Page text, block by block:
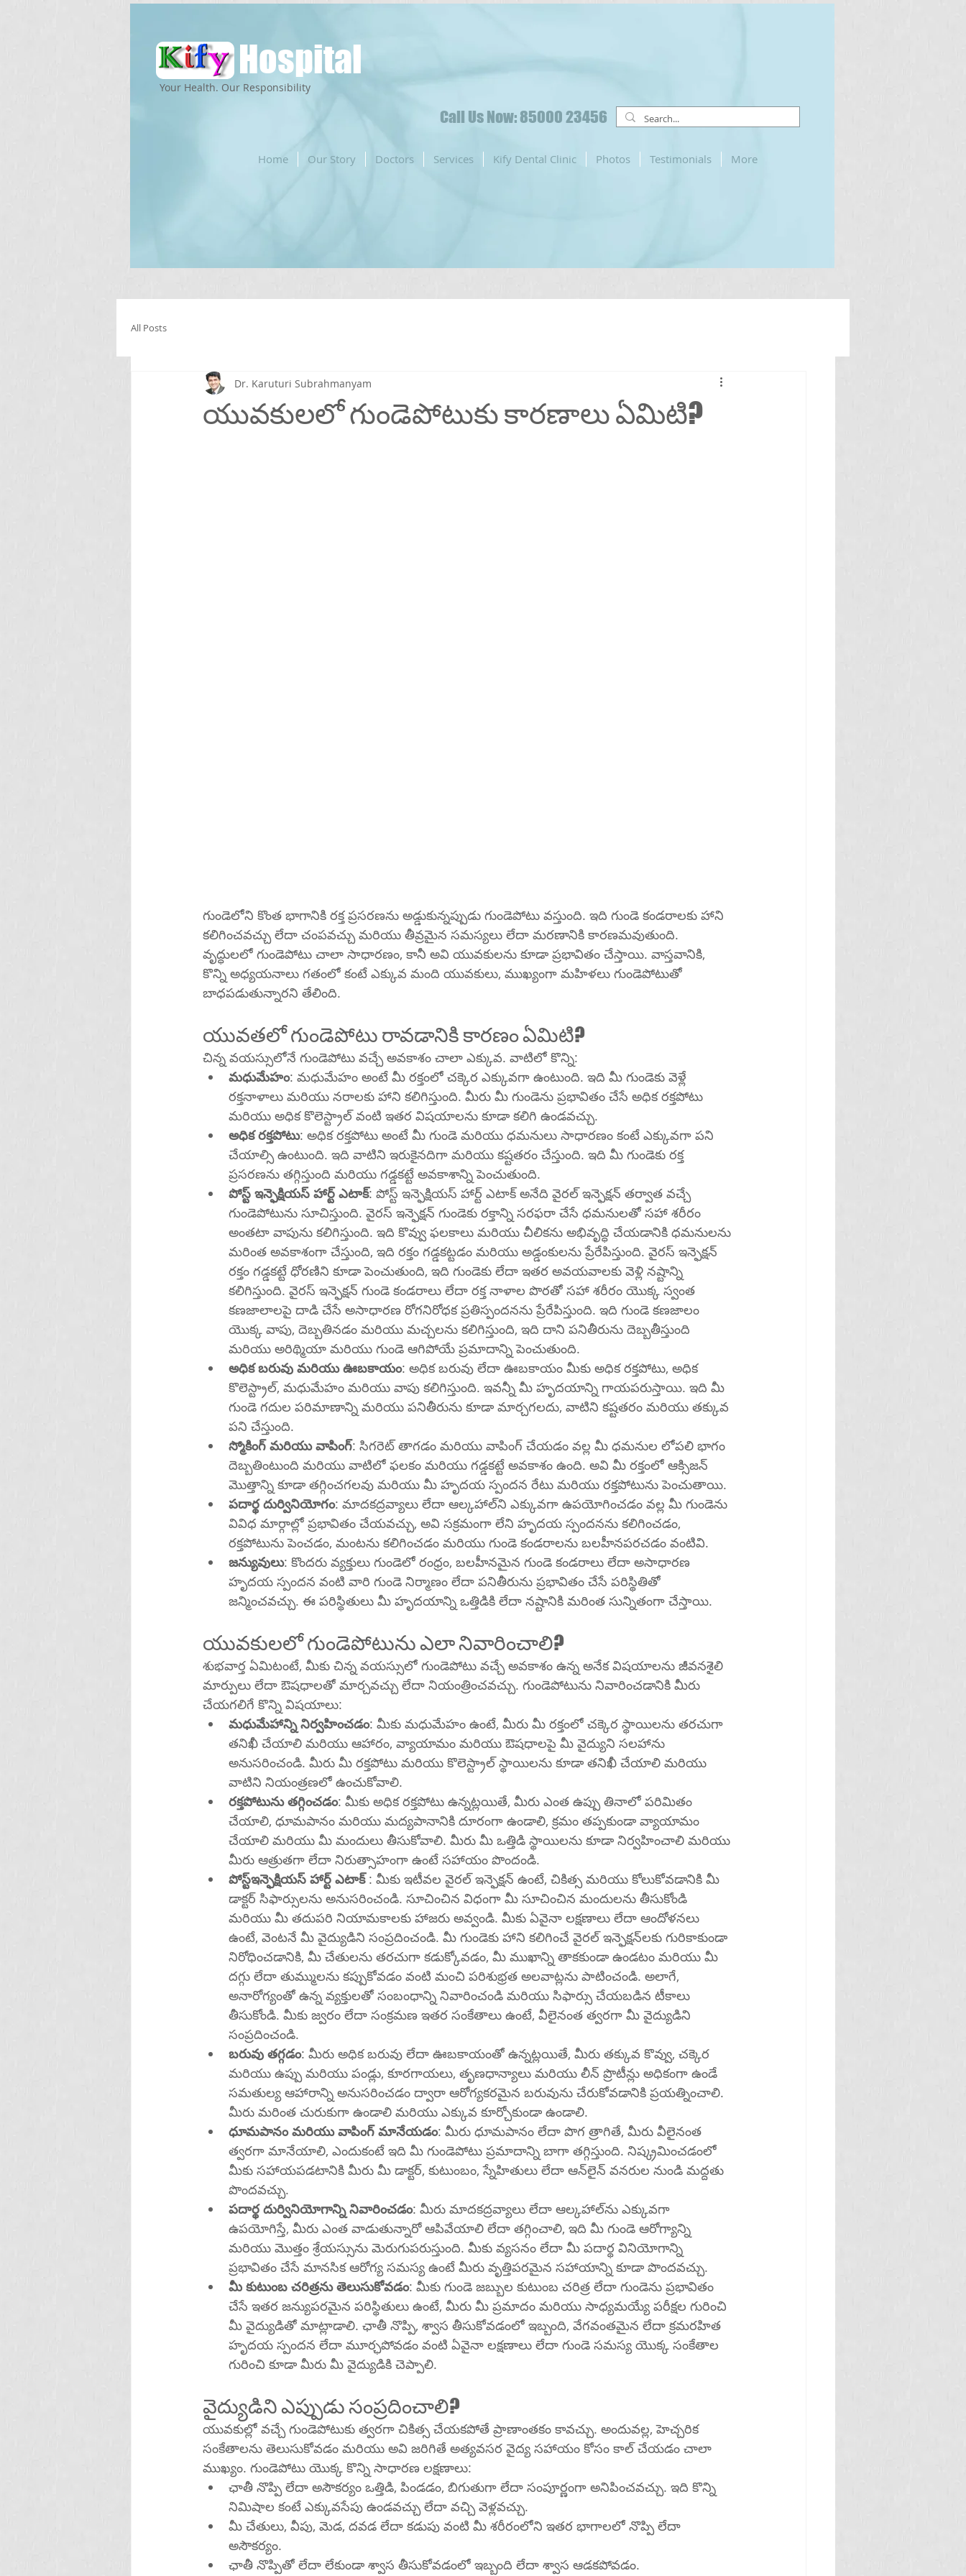
Hospital
Call Us Now: 85000 23456
Home Our Story Doctors Services Kify Dental Clinic Photos Testimonials More
Your Health. Our Responsibility
All Posts
యువకులలో గుండెపోటుకు కారణాలు ఏమిటి?
Dr. Karuturi Subrahmanyam
గుండెలోని కొంత భాగానికి రక్త ప్రసరణను అడ్డుకున్నప్పుడు గుండెపోటు వస్తుంది. ఇది గుండె కండరాలకు హాని
కలిగించవచ్చు లేదా చంపవచ్చు మరియు తీవ్రమైన సమస్యలు లేదా మరణానికి కారణమవుతుంది.
వృద్ధులలో గుండెపోటు చాలా సాధారణం, కానీ అవి యువకులను కూడా ప్రభావితం చేస్తాయి. వాస్తవానికి,
కొన్ని అధ్యయనాలు గతంలో కంటే ఎక్కువ మంది యువకులు, ముఖ్యంగా మహిళలు గుండెపోటుతో
బాధపడుతున్నారని తేలింది.
యువతలో గుండెపోటు రావడానికి కారణం ఏమిటి?
చిన్న వయస్సులోనే గుండెపోటు వచ్చే అవకాశం చాలా ఎక్కువ. వాటిలో కొన్ని:
మధుమేహం: మధుమేహం అంటే మీ రక్తంలో చక్కెర ఎక్కువగా ఉంటుంది. ఇది మీ గుండెకు వెళ్లే
రక్తనాళాలు మరియు నరాలకు హాని కలిగిస్తుంది. మీరు మీ గుండెను ప్రభావితం చేసే అధిక రక్తపోటు
మరియు అధిక కొలెస్ట్రాల్ వంటి ఇతర విషయాలను కూడా కలిగి ఉండవచ్చు.
అధిక రక్తపోటు: అధిక రక్తపోటు అంటే మీ గుండె మరియు ధమనులు సాధారణం కంటే ఎక్కువగా పని
చేయాల్సి ఉంటుంది. ఇది వాటిని ఇరుకైనదిగా మరియు కష్టతరం చేస్తుంది. ఇది మీ గుండెకు రక్త
ప్రసరణను తగ్గిస్తుంది మరియు గడ్డకట్టే అవకాశాన్ని పెంచుతుంది.
పోస్ట్ ఇన్ఫెక్షియస్ హార్ట్ ఎటాక్: పోస్ట్ ఇన్ఫెక్షియస్ హార్ట్ ఎటాక్ అనేది వైరల్ ఇన్ఫెక్షన్ తర్వాత వచ్చే
గుండెపోటును సూచిస్తుంది. వైరస్ ఇన్ఫెక్షన్ గుండెకు రక్తాన్ని సరఫరా చేసే ధమనులతో సహా శరీరం
అంతటా వాపును కలిగిస్తుంది. ఇది కొవ్వు ఫలకాలు మరియు చీలికను అభివృద్ధి చేయడానికి ధమనులను
మరింత అవకాశంగా చేస్తుంది, ఇది రక్తం గడ్డకట్టడం మరియు అడ్డంకులను ప్రేరేపిస్తుంది. వైరస్ ఇన్ఫెక్షన్
రక్తం గడ్డకట్టే ధోరణిని కూడా పెంచుతుంది, ఇది గుండెకు లేదా ఇతర అవయవాలకు వెళ్లి నష్టాన్ని
కలిగిస్తుంది. వైరస్ ఇన్ఫెక్షన్ గుండె కండరాలు లేదా రక్త నాళాల పొరతో సహా శరీరం యొక్క స్వంత
కణజాలాలపై దాడి చేసే అసాధారణ రోగనిరోధక ప్రతిస్పందనను ప్రేరేపిస్తుంది. ఇది గుండె కణజాలం
యొక్క వాపు, దెబ్బతినడం మరియు మచ్చలను కలిగిస్తుంది, ఇది దాని పనితీరును దెబ్బతీస్తుంది
మరియు అరిథ్మియా మరియు గుండె ఆగిపోయే ప్రమాదాన్ని పెంచుతుంది.
అధిక బరువు మరియు ఊబకాయం: అధిక బరువు లేదా ఊబకాయం మీకు అధిక రక్తపోటు, అధిక
కొలెస్ట్రాల్, మధుమేహం మరియు వాపు కలిగిస్తుంది. ఇవన్నీ మీ హృదయాన్ని గాయపరుస్తాయి. ఇది మీ
గుండె గదుల పరిమాణాన్ని మరియు పనితీరును కూడా మార్చగలదు, వాటిని కష్టతరం మరియు తక్కువ
పని చేస్తుంది.
స్మోకింగ్ మరియు వాపింగ్: సిగరెట్ తాగడం మరియు వాపింగ్ చేయడం వల్ల మీ ధమనుల లోపలి భాగం
దెబ్బతింటుంది మరియు వాటిలో ఫలకం మరియు గడ్డకట్టే అవకాశం ఉంది. అవి మీ రక్తంలో ఆక్సిజన్
మొత్తాన్ని కూడా తగ్గించగలవు మరియు మీ హృదయ స్పందన రేటు మరియు రక్తపోటును పెంచుతాయి.
పదార్థ దుర్వినియోగం: మాదకద్రవ్యాలు లేదా ఆల్కహాల్‌ని ఎక్కువగా ఉపయోగించడం వల్ల మీ గుండెను
వివిధ మార్గాల్లో ప్రభావితం చేయవచ్చు, అవి సక్రమంగా లేని హృదయ స్పందనను కలిగించడం,
రక్తపోటును పెంచడం, మంటను కలిగించడం మరియు గుండె కండరాలను బలహీనపరచడం వంటివి.
జన్యువులు: కొందరు వ్యక్తులు గుండెలో రంధ్రం, బలహీనమైన గుండె కండరాలు లేదా అసాధారణ
హృదయ స్పందన వంటి వారి గుండె నిర్మాణం లేదా పనితీరును ప్రభావితం చేసే పరిస్థితితో
జన్మించవచ్చు. ఈ పరిస్థితులు మీ హృదయాన్ని ఒత్తిడికి లేదా నష్టానికి మరింత సున్నితంగా చేస్తాయి.
యువకులలో గుండెపోటును ఎలా నివారించాలి?
శుభవార్త ఏమిటంటే, మీకు చిన్న వయస్సులో గుండెపోటు వచ్చే అవకాశం ఉన్న అనేక విషయాలను జీవనశైలి
మార్పులు లేదా ఔషధాలతో మార్చవచ్చు లేదా నియంత్రించవచ్చు. గుండెపోటును నివారించడానికి మీరు
చేయగలిగే కొన్ని విషయాలు:
మధుమేహాన్ని నిర్వహించడం: మీకు మధుమేహం ఉంటే, మీరు మీ రక్తంలో చక్కెర స్థాయిలను తరచుగా
తనిఖీ చేయాలి మరియు ఆహారం, వ్యాయామం మరియు ఔషధాలపై మీ వైద్యుని సలహాను
అనుసరించండి. మీరు మీ రక్తపోటు మరియు కొలెస్ట్రాల్ స్థాయిలను కూడా తనిఖీ చేయాలి మరియు
వాటిని నియంత్రణలో ఉంచుకోవాలి.
రక్తపోటును తగ్గించడం: మీకు అధిక రక్తపోటు ఉన్నట్లయితే, మీరు ఎంత ఉప్పు తినాలో పరిమితం
చేయాలి, ధూమపానం మరియు మద్యపానానికి దూరంగా ఉండాలి, క్రమం తప్పకుండా వ్యాయామం
చేయాలి మరియు మీ మందులు తీసుకోవాలి. మీరు మీ ఒత్తిడి స్థాయిలను కూడా నిర్వహించాలి మరియు
మీరు ఆత్రుతగా లేదా నిరుత్సాహంగా ఉంటే సహాయం పొందండి.
పోస్ట్ఇన్ఫెక్షియస్ హార్ట్ ఎటాక్ : మీకు ఇటీవల వైరల్ ఇన్ఫెక్షన్ ఉంటే, చికిత్స మరియు కోలుకోవడానికి మీ
డాక్టర్ సిఫార్సులను అనుసరించండి. సూచించిన విధంగా మీ సూచించిన మందులను తీసుకోండి
మరియు మీ తదుపరి నియామకాలకు హాజరు అవ్వండి. మీకు ఏవైనా లక్షణాలు లేదా ఆందోళనలు
ఉంటే, వెంటనే మీ వైద్యుడిని సంప్రదించండి. మీ గుండెకు హాని కలిగించే వైరల్ ఇన్ఫెక్షన్‌లకు గురికాకుండా
నిరోధించడానికి, మీ చేతులను తరచుగా కడుక్కోవడం, మీ ముఖాన్ని తాకకుండా ఉండటం మరియు మీ
దగ్గు లేదా తుమ్ములను కప్పుకోవడం వంటి మంచి పరిశుభ్రత అలవాట్లను పాటించండి. అలాగే,
అనారోగ్యంతో ఉన్న వ్యక్తులతో సంబంధాన్ని నివారించండి మరియు సిఫార్సు చేయబడిన టీకాలు
తీసుకోండి. మీకు జ్వరం లేదా సంక్రమణ ఇతర సంకేతాలు ఉంటే, వీలైనంత త్వరగా మీ వైద్యుడిని
సంప్రదించండి.
బరువు తగ్గడం: మీరు అధిక బరువు లేదా ఊబకాయంతో ఉన్నట్లయితే, మీరు తక్కువ కొవ్వు, చక్కెర
మరియు ఉప్పు మరియు పండ్లు, కూరగాయలు, తృణధాన్యాలు మరియు లీన్ ప్రొటీన్లు అధికంగా ఉండే
సమతుల్య ఆహారాన్ని అనుసరించడం ద్వారా ఆరోగ్యకరమైన బరువును చేరుకోవడానికి ప్రయత్నించాలి.
మీరు మరింత చురుకుగా ఉండాలి మరియు ఎక్కువ కూర్చోకుండా ఉండాలి.
ధూమపానం మరియు వాపింగ్ మానేయడం: మీరు ధూమపానం లేదా పొగ త్రాగితే, మీరు వీలైనంత
త్వరగా మానేయాలి, ఎందుకంటే ఇది మీ గుండెపోటు ప్రమాదాన్ని బాగా తగ్గిస్తుంది. నిష్క్రమించడంలో
మీకు సహాయపడటానికి మీరు మీ డాక్టర్, కుటుంబం, స్నేహితులు లేదా ఆన్‌లైన్ వనరుల నుండి మద్దతు
పొందవచ్చు.
పదార్థ దుర్వినియోగాన్ని నివారించడం: మీరు మాదకద్రవ్యాలు లేదా ఆల్కహాల్‌ను ఎక్కువగా
ఉపయోగిస్తే, మీరు ఎంత వాడుతున్నారో ఆపివేయాలి లేదా తగ్గించాలి, ఇది మీ గుండె ఆరోగ్యాన్ని
మరియు మొత్తం శ్రేయస్సును మెరుగుపరుస్తుంది. మీకు వ్యసనం లేదా మీ పదార్థ వినియోగాన్ని
ప్రభావితం చేసే మానసిక ఆరోగ్య సమస్య ఉంటే మీరు వృత్తిపరమైన సహాయాన్ని కూడా పొందవచ్చు.
మీ కుటుంబ చరిత్రను తెలుసుకోవడం: మీకు గుండె జబ్బుల కుటుంబ చరిత్ర లేదా గుండెను ప్రభావితం
చేసే ఇతర జన్యుపరమైన పరిస్థితులు ఉంటే, మీరు మీ ప్రమాదం మరియు సాధ్యమయ్యే పరీక్షల గురించి
మీ వైద్యుడితో మాట్లాడాలి. ఛాతీ నొప్పి, శ్వాస తీసుకోవడంలో ఇబ్బంది, వేగవంతమైన లేదా క్రమరహిత
హృదయ స్పందన లేదా మూర్ఛపోవడం వంటి ఏవైనా లక్షణాలు లేదా గుండె సమస్య యొక్క సంకేతాల
గురించి కూడా మీరు మీ వైద్యుడికి చెప్పాలి.
వైద్యుడిని ఎప్పుడు సంప్రదించాలి?
యువకుల్లో వచ్చే గుండెపోటుకు త్వరగా చికిత్స చేయకపోతే ప్రాణాంతకం కావచ్చు. అందువల్ల, హెచ్చరిక
సంకేతాలను తెలుసుకోవడం మరియు అవి జరిగితే అత్యవసర వైద్య సహాయం కోసం కాల్ చేయడం చాలా
ముఖ్యం. గుండెపోటు యొక్క కొన్ని సాధారణ లక్షణాలు:
ఛాతీ నొప్పి లేదా అసౌకర్యం ఒత్తిడి, పిండడం, బిగుతుగా లేదా సంపూర్ణంగా అనిపించవచ్చు. ఇది కొన్ని
నిమిషాల కంటే ఎక్కువసేపు ఉండవచ్చు లేదా వచ్చి వెళ్లవచ్చు.
మీ చేతులు, వీపు, మెడ, దవడ లేదా కడుపు వంటి మీ శరీరంలోని ఇతర భాగాలలో నొప్పి లేదా
అసౌకర్యం.
ఛాతీ నొప్పితో లేదా లేకుండా శ్వాస తీసుకోవడంలో ఇబ్బంది లేదా శ్వాస ఆడకపోవడం.